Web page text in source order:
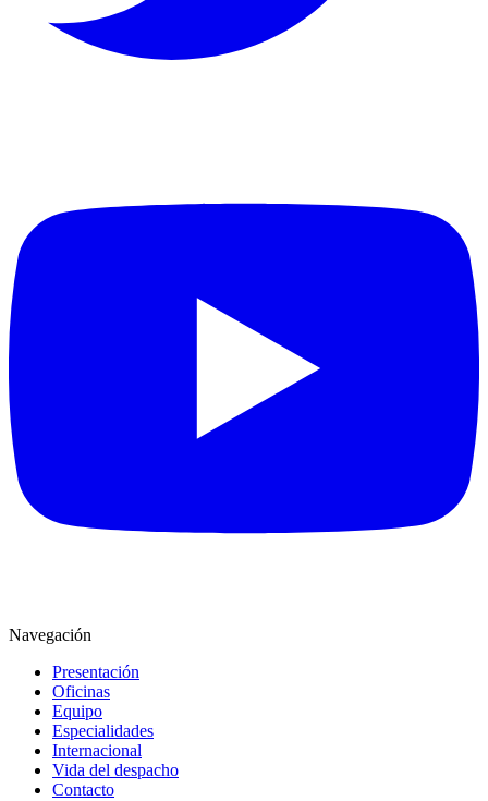
Navegación
Presentación
Oficinas
Equipo
Especialidades
Internacional
Vida del despacho
Contacto